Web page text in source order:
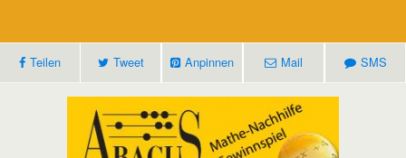
Teilen Tweet Anpinnen Mail SMS